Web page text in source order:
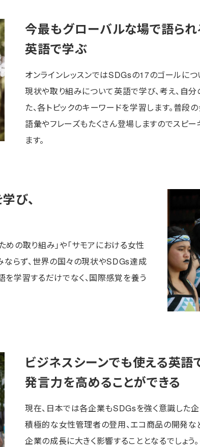
今最もグローバルな場で語ら
英語で学ぶ
オンラインレッスンではSDGsの17のゴールに
現状や取り組みについて英語で学び、考え、自
た、各トピックのキーワードを学習します。普
語彙やフレーズもたくさん登場しますのでスピ
ます。
び、
の取り組み」や「サモアにおける女性
ならず、世界の国々の現状やSDGs達成
を学習するだけでなく、国際感覚を養う
ビジネスシーンでも使える英語
発言力を高めることができる
現在、日本では各企業もSDGsを強く意識した
積極的な女性管理者の登用、エコ商品の開発な
企業の成長に大きく影響することとなるでしょ